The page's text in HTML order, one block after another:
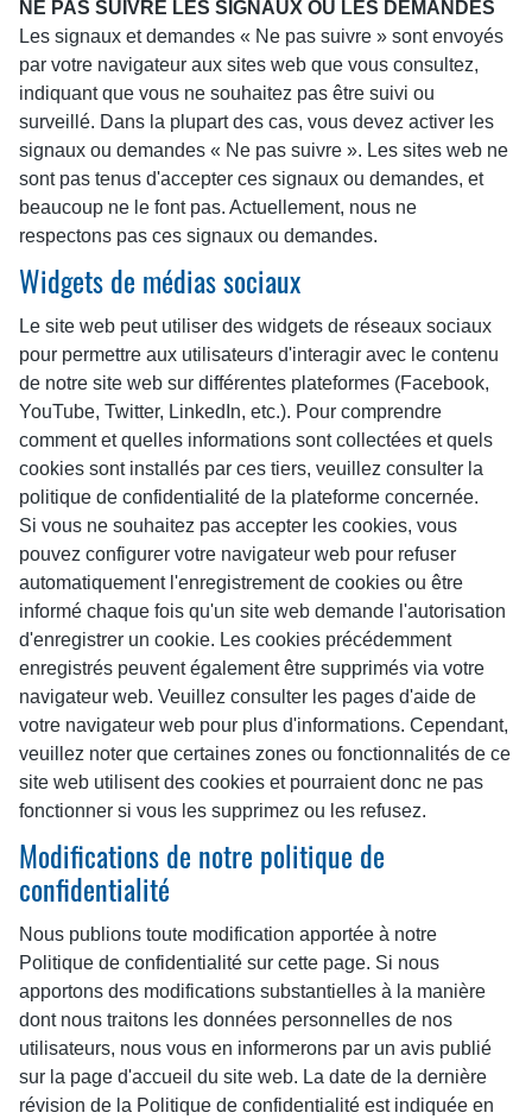
NE PAS SUIVRE LES SIGNAUX OU LES DEMANDES
Les signaux et demandes « Ne pas suivre » sont envoyés
par votre navigateur aux sites web que vous consultez,
indiquant que vous ne souhaitez pas être suivi ou
surveillé. Dans la plupart des cas, vous devez activer les
signaux ou demandes « Ne pas suivre ». Les sites web ne
sont pas tenus d'accepter ces signaux ou demandes, et
beaucoup ne le font pas. Actuellement, nous ne
respectons pas ces signaux ou demandes.
Widgets de médias sociaux
Le site web peut utiliser des widgets de réseaux sociaux
pour permettre aux utilisateurs d'interagir avec le contenu
de notre site web sur différentes plateformes (Facebook,
YouTube, Twitter, LinkedIn, etc.). Pour comprendre
comment et quelles informations sont collectées et quels
cookies sont installés par ces tiers, veuillez consulter la
politique de confidentialité de la plateforme concernée.
Si vous ne souhaitez pas accepter les cookies, vous
pouvez configurer votre navigateur web pour refuser
automatiquement l'enregistrement de cookies ou être
informé chaque fois qu'un site web demande l'autorisation
d'enregistrer un cookie. Les cookies précédemment
enregistrés peuvent également être supprimés via votre
navigateur web. Veuillez consulter les pages d'aide de
votre navigateur web pour plus d'informations. Cependant,
veuillez noter que certaines zones ou fonctionnalités de ce
site web utilisent des cookies et pourraient donc ne pas
fonctionner si vous les supprimez ou les refusez.
Modifications de notre politique de
confidentialité
Nous publions toute modification apportée à notre
Politique de confidentialité sur cette page. Si nous
apportons des modifications substantielles à la manière
dont nous traitons les données personnelles de nos
utilisateurs, nous vous en informerons par un avis publié
sur la page d'accueil du site web. La date de la dernière
révision de la Politique de confidentialité est indiquée en